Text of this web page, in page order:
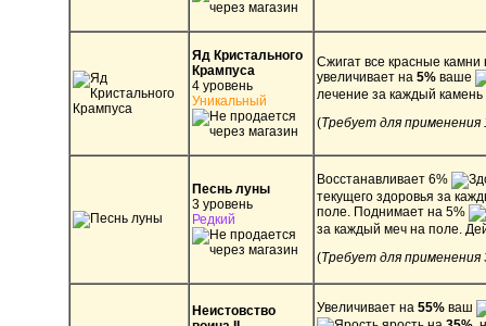
Яд Кристального
Крампуса
4 уровень
Уникальный
Сжигат все красные камни
увеличивает на 5% ваше
лечение за каждый камень
(Требует для применения
Песнь луны
3 уровень
Редкий
Восстанавливает 6%
текущего здоровья за
поле. Поднимает на 5%
за каждый меч на поле.
(Требует для применения
Неистовство
Увеличивает на 55% ваш